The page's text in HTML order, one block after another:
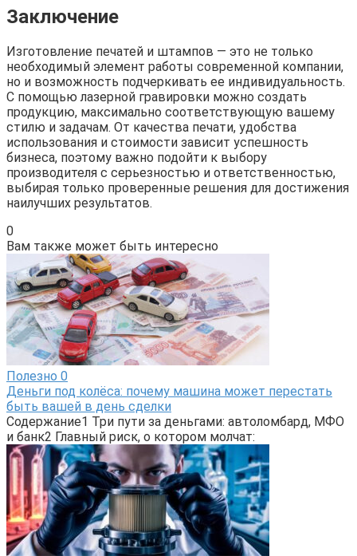
Заключение
Изготовление печатей и штампов — это не только
необходимый элемент работы современной компании,
но и возможность подчеркивать ее индивидуальность.
С помощью лазерной гравировки можно создать
продукцию, максимально соответствующую вашему
стилю и задачам. От качества печати, удобства
использования и стоимости зависит успешность
бизнеса, поэтому важно подойти к выбору
производителя с серьезностью и ответственностью,
выбирая только проверенные решения для достижения
наилучших результатов.
0
Вам также может быть интересно
Полезно 0
Деньги под колёса: почему машина может перестать
быть вашей в день сделки
Содержание1 Три пути за деньгами: автоломбард, МФО
и банк2 Главный риск, о котором молчат: